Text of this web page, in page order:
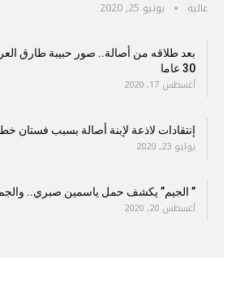
عالية يونيو 25, 2020
بعد طلاقه من أصالة.. صور حبيبة طارق
30 عاما
أغسطس 17, 2020
إنتقادات لاذعة لإبنة أصالة بسبب فستان
يوليو 23, 2020
” الجيم” يكشف حمل ياسمين صبري..
أغسطس 20, 2020